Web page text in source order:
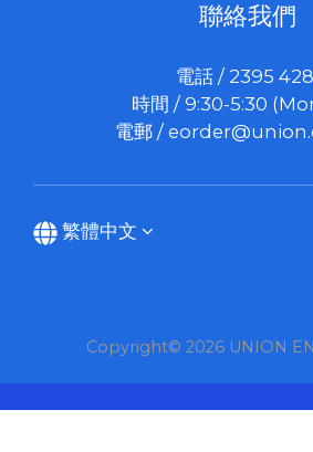
聯絡我們
電話 / 2395
時間 / 9:30-5:30
電郵 /
繁體中文
Copyright© 2026 UNION